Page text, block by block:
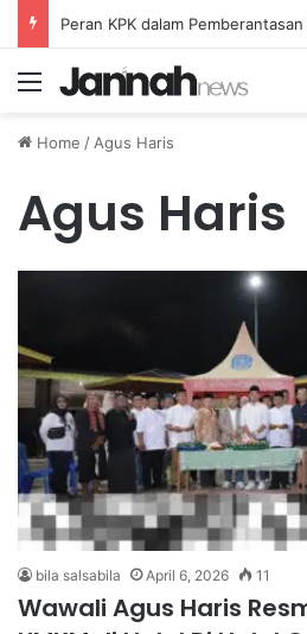
Menu
Home / Agus Haris
Agus Haris
bila salsabila April 6, 2026 11
Wawali Agus Haris